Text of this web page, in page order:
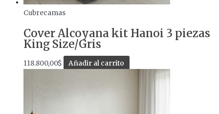
Cubrecamas
Cover Alcoyana kit Hanoi 3 piezas
King Size/Gris
118.800,00$ Añadir al carrito